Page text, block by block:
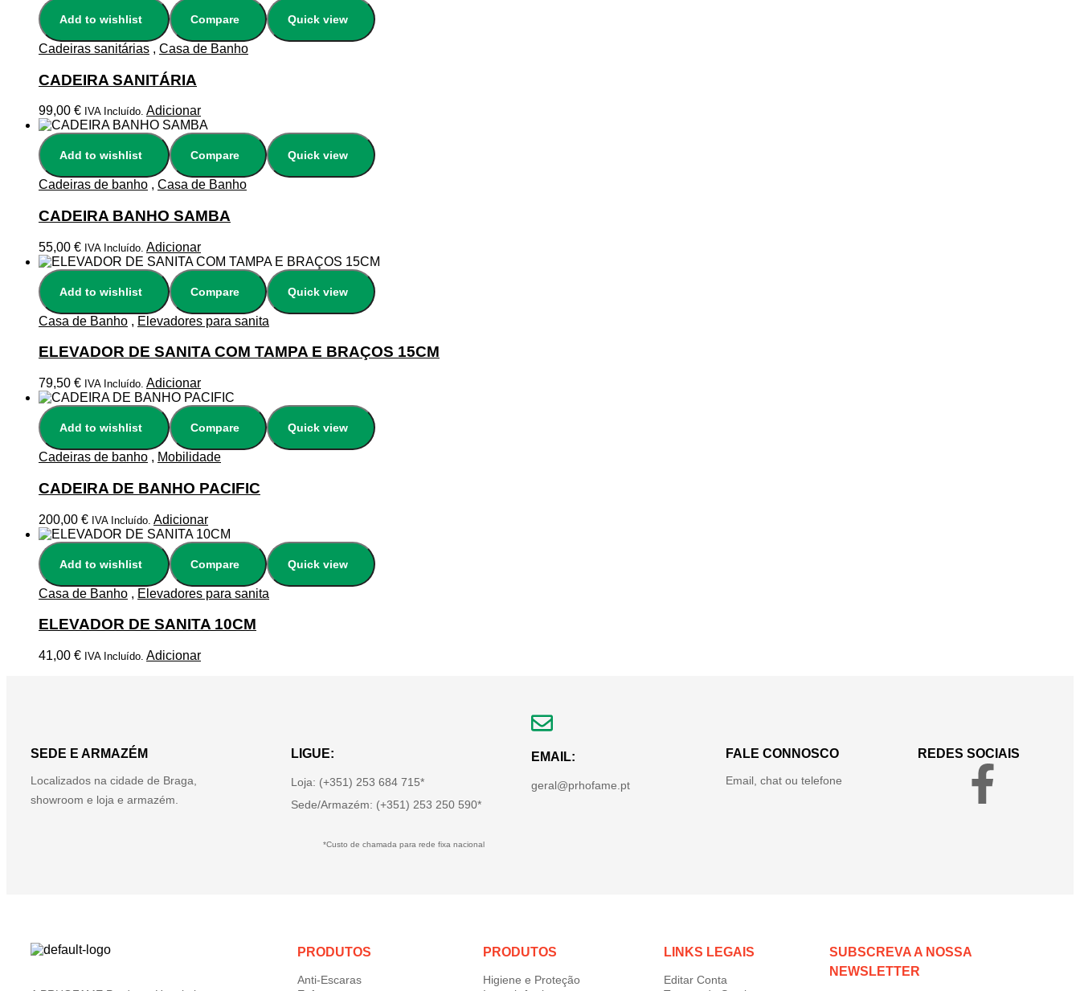
Add to wishlist Compare Quick view
Cadeiras sanitárias , Casa de Banho
CADEIRA SANITÁRIA
99,00 € IVA Incluído. Adicionar
Add to wishlist Compare Quick view
Cadeiras de banho , Casa de Banho
CADEIRA BANHO SAMBA
55,00 € IVA Incluído. Adicionar
Add to wishlist Compare Quick view
Casa de Banho , Elevadores para sanita
ELEVADOR DE SANITA COM TAMPA E BRAÇOS 15CM
79,50 € IVA Incluído. Adicionar
Add to wishlist Compare Quick view
Cadeiras de banho , Mobilidade
CADEIRA DE BANHO PACIFIC
200,00 € IVA Incluído. Adicionar
Add to wishlist Compare Quick view
Casa de Banho , Elevadores para sanita
ELEVADOR DE SANITA 10CM
41,00 € IVA Incluído. Adicionar
SEDE E ARMAZÉM
Localizados na cidade de Braga,
showroom e loja e armazém.
LIGUE:
Loja: (+351) 253 684 715*
Sede/Armazém: (+351) 253 250 590*
*Custo de chamada para rede fixa nacional
EMAIL:
geral@prhofame.pt
FALE CONNOSCO
Email, chat ou telefone
REDES SOCIAIS
PRODUTOS
Anti-Escaras
PRODUTOS
Higiene e Proteção
LINKS LEGAIS
Editar Conta
SUBSCREVA A NOSSA
NEWSLETTER